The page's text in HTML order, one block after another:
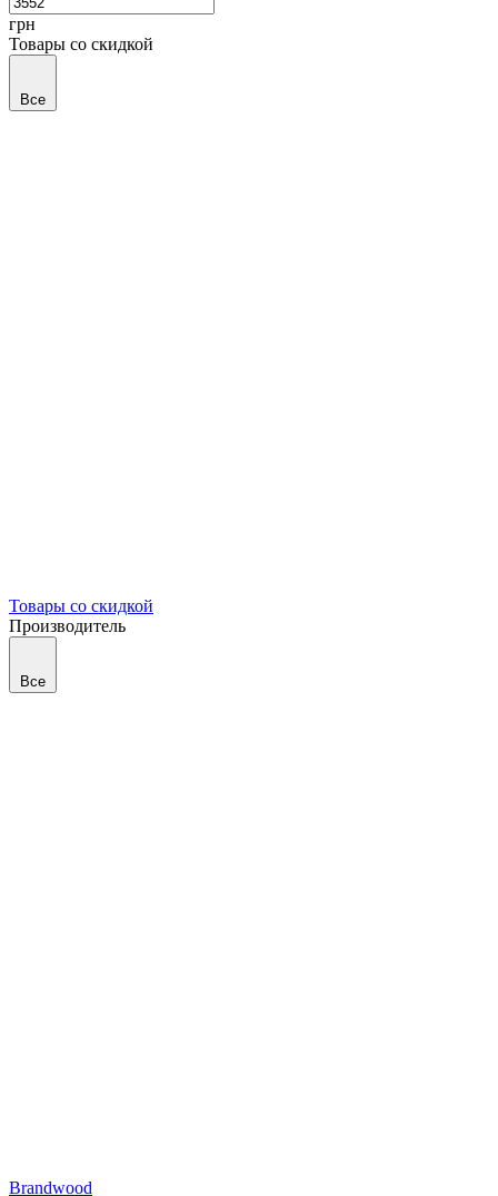
грн
Товары со скидкой
Все
Товары со скидкой
Производитель
Все
Brandwood